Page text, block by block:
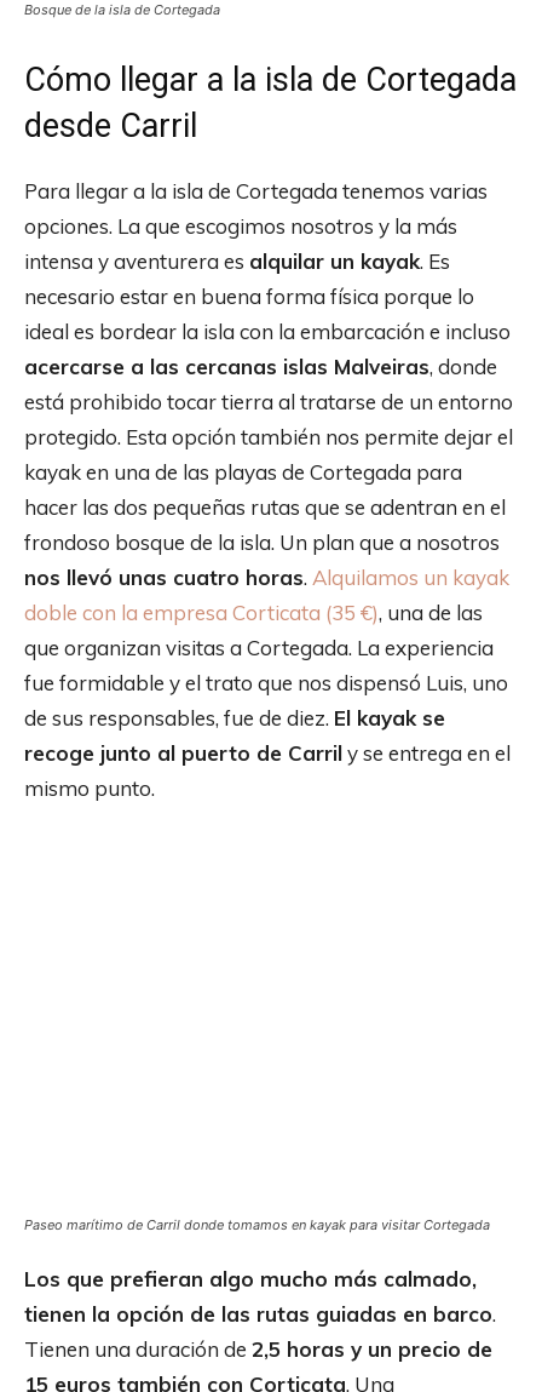
Bosque de la isla de Cortegada
Cómo llegar a la isla de Cortegada
desde Carril
Para llegar a la isla de Cortegada tenemos varias
opciones. La que escogimos nosotros y la más
intensa y aventurera es alquilar un kayak. Es
necesario estar en buena forma física porque lo
ideal es bordear la isla con la embarcación e incluso
acercarse a las cercanas islas Malveiras, donde
está prohibido tocar tierra al tratarse de un entorno
protegido. Esta opción también nos permite dejar el
kayak en una de las playas de Cortegada para
hacer las dos pequeñas rutas que se adentran en el
frondoso bosque de la isla. Un plan que a nosotros
nos llevó unas cuatro horas. Alquilamos un kayak
doble con la empresa Corticata (35 €), una de las
que organizan visitas a Cortegada. La experiencia
fue formidable y el trato que nos dispensó Luis, uno
de sus responsables, fue de diez. El kayak se
recoge junto al puerto de Carrily se entrega en el
mismo punto.
Paseo marítimo de Carril donde tomamos en kayak para visitar Cortegada
Los que prefieran algo mucho más calmado,
tienen la opción de las rutas guiadas en barco.
Tienen una duración de 2,5 horas y un precio de
15 euros también con Corticata. Una